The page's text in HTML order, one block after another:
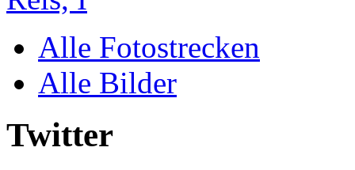
Alle Fotostrecken
Alle Bilder
Twitter